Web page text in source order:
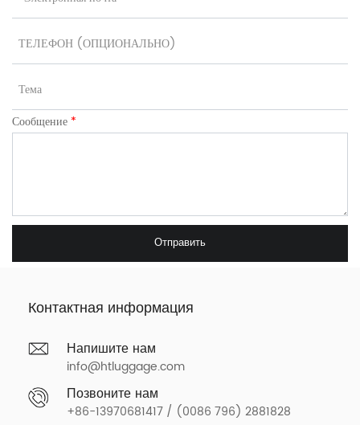
Сообщение *
Отправить
Контактная информация
Напишите нам
info@htluggage.com
Позвоните нам
+86-13970681417 / (0086 796) 2881828